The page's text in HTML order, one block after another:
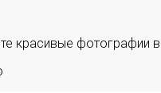
красивые фотографии